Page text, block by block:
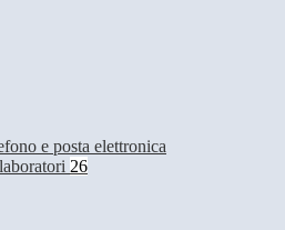
e posta elettronica
26